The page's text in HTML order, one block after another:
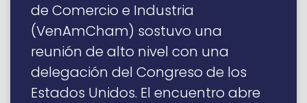
de Comercio e Industria
(VenAmCham) sostuvo una
reunión de alto nivel con una
delegación del Congreso de los
Estados Unidos. El encuentro abre